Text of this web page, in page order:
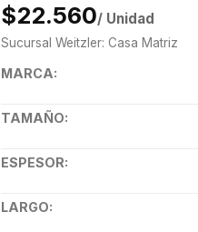
$22.560/ Unidad
Sucursal Weitzler: Casa Matriz
MARCA:
TAMAÑO:
ESPESOR:
LARGO: